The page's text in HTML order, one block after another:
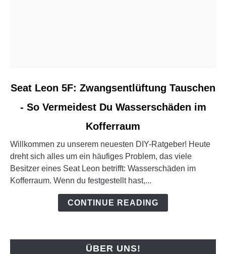
link
Seat
Zwangsentlüftung
Tauschen
-
So
Kofferraum
Seat Leon 5F: Zwangsentlüftung Tauschen
- So Vermeidest Du Wasserschäden im
Kofferraum
Willkommen zu unserem neuesten DIY-Ratgeber! Heute
dreht sich alles um ein häufiges Problem, das viele
Besitzer eines Seat Leon betrifft: Wasserschäden im
Kofferraum. Wenn du festgestellt hast,...
CONTINUE READING
ÜBER UNS!